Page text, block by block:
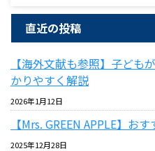
直近の投稿
【海外文献も参照】子ども
かりやすく解説
2026年1月12日
【Mrs. GREEN APPLE】お
2025年12月28日